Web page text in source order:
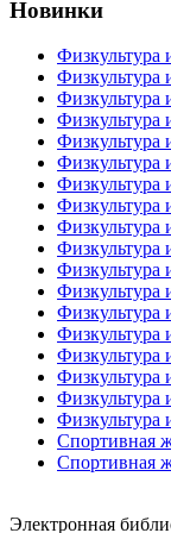
Новинки
Физкультура
Физкультура
Физкультура
Физкультура
Физкультура
Физкультура
Физкультура
Физкультура
Физкультура
Физкультура
Физкультура
Физкультура
Физкультура
Физкультура
Физкультура
Физкультура
Физкультура
Физкультура
Спортивная
Спортивная
Электронная